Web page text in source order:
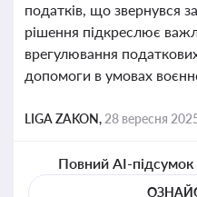
податків, що звернувся
рішення підкреслює
врегулювання
допомоги в умовах
LIGA ZAKON, 28 вересня
Повний AI-підсумок